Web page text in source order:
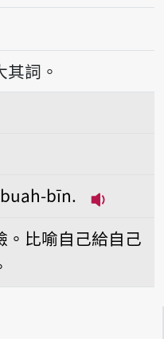
放音讀phín-phóng
詞。
bīn.
。比喻自己給自己